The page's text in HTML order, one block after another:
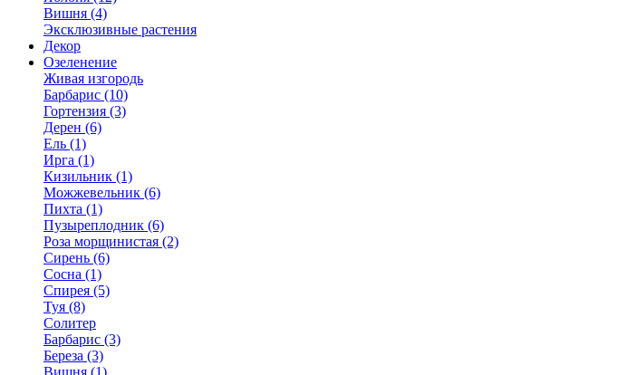
Вишня (4)
Эксклюзивные растения
Декор
Озеленение
Живая изгородь
Барбарис (10)
Гортензия (3)
Дерен (6)
Ель (1)
Ирга (1)
Кизильник (1)
Можжевельник (6)
Пихта (1)
Пузыреплодник (6)
Роза морщинистая (2)
Сирень (6)
Сосна (1)
Спирея (5)
Туя (8)
Солитер
Барбарис (3)
Береза (3)
Вишня (1)